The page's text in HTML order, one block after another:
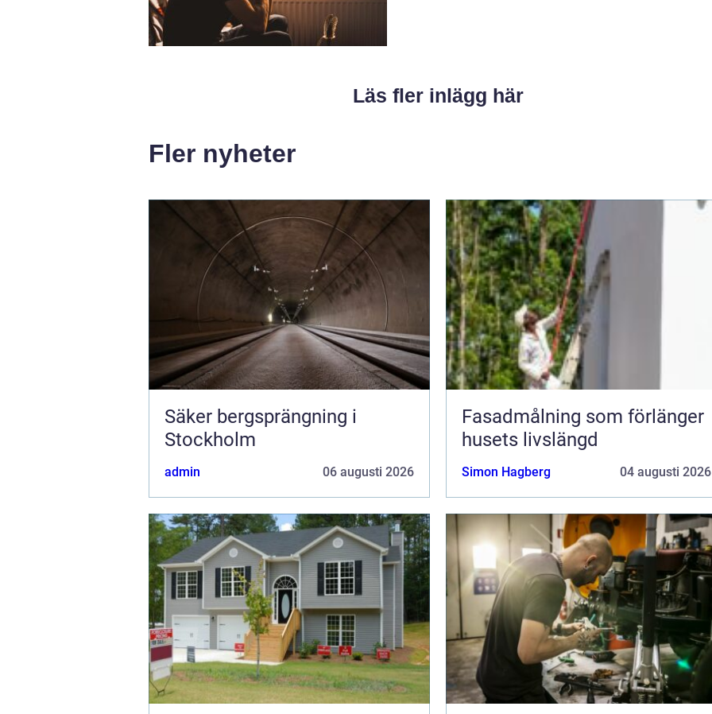
Läs fler inlägg här
Fler nyheter
Säker bergsprängning i
Stockholm
admin 06 augusti 2026
Fasadmålning som förlänger
husets livslängd
Simon Hagberg 04 augusti 2026